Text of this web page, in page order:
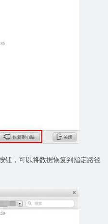
钮，可以将数据恢复到指定路径